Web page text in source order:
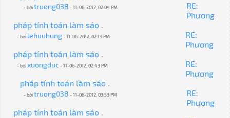
- bởitruong038 - 11-06-2012, 02:04 PM
RE:
Phương
pháp tính toán làm sáo .
- bởi lehuuhung- 11-06-2012, 02:19 PM
RE:
Phương
pháp tính toán làm sáo .
- bởixuongduc- 11-06-2012, 02:43 PM
RE:
Phương
pháp tính toán làm sáo .
- bởitruong038 - 11-06-2012, 03:53 PM
RE:
Phương
pháp tính toán làm sáo .